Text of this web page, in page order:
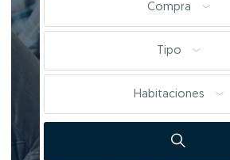
Compra
Tipo
Habitaciones